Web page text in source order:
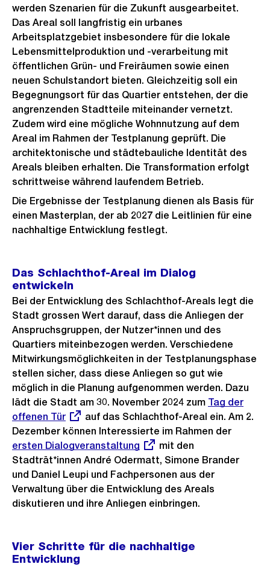
werden Szenarien für die Zukunft ausgearbeitet.
Das Areal soll langfristig ein urbanes
Arbeitsplatzgebiet insbesondere für die lokale
Lebensmittelproduktion und -verarbeitung mit
öffentlichen Grün- und Freiräumen sowie einen
neuen Schulstandort bieten. Gleichzeitig soll ein
Begegnungsort für das Quartier entstehen, der die
angrenzenden Stadtteile miteinander vernetzt.
Zudem wird eine mögliche Wohnnutzung auf dem
Areal im Rahmen der Testplanung geprüft. Die
architektonische und städtebauliche Identität des
Areals bleiben erhalten. Die Transformation erfolgt
schrittweise während laufendem Betrieb.
Die Ergebnisse der Testplanung dienen als Basis für
einen Masterplan, der ab 2027 die Leitlinien für eine
nachhaltige Entwicklung festlegt.
Das Schlachthof-Areal im Dialog
entwickeln
Bei der Entwicklung des Schlachthof-Areals legt die
Stadt grossen Wert darauf, dass die Anliegen der
Anspruchsgruppen, der Nutzer*innen und des
Quartiers miteinbezogen werden. Verschiedene
Mitwirkungsmöglichkeiten in der Testplanungsphase
stellen sicher, dass diese Anliegen so gut wie
möglich in die Planung aufgenommen werden. Dazu
lädt die Stadt am 30. November 2024 zum Externer
Link:
Tag der
offenen Tür
auf das Schlachthof-Areal ein. Am 2.
Dezember können Interessierte im Rahmen der
ersten Dialogveranstaltung
mit den
Stadträt*innen André Odermatt, Simone Brander
und Daniel Leupi und Fachpersonen aus der
Verwaltung über die Entwicklung des Areals
diskutieren und ihre Anliegen einbringen.
Vier Schritte für die nachhaltige
Entwicklung